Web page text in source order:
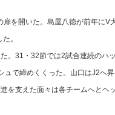
を開いた。島屋八徳が前年にV
。
。31・32節では2試合連続のハッ
ュで締めくくった。山口はJ2へ昇
を支えた面々は各チームへとヘッ